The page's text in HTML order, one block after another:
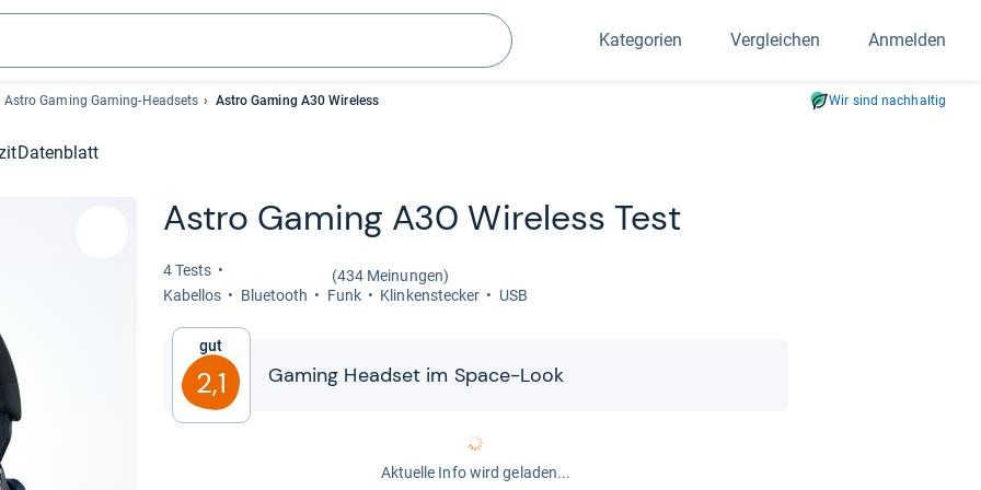
Suchen
Kategorien Vergleichen Anmelden
Astro Gaming Gaming-Headsets Astro Gaming A30 Wireless Wir sind nachhaltig
Datenblatt
Astro Gaming A30 Wire­less Test
4 Tests
(434 Meinungen)
Kabel­los
Blue­tooth Funk Klin­ken­ste­cker USB
Gut
2,1 Gaming Head­set im Space-​​Look
Aktuelle Info wird geladen...